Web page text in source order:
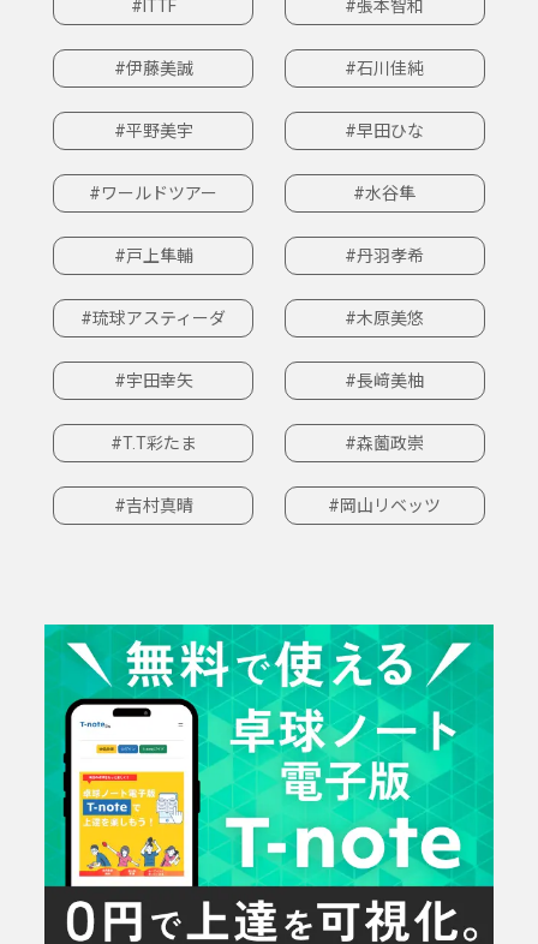
#ITTF #張本智和
#伊藤美誠 #石川佳純
#平野美宇 #早田ひな
#ワールドツアー #水谷隼
#戸上隼輔 #丹羽孝希
#琉球アスティーダ #木原美悠
#宇田幸矢 #長﨑美柚
#T.T彩たま #森薗政崇
#吉村真晴 #岡山リベッツ